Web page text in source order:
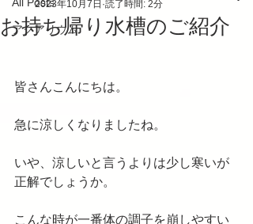
アクアリウム
お持ち帰り水槽のご紹介
2023年10月7日 読了時間: 2分
皆さんこんにちは。
急に涼しくなりましたね。
いや、涼しいと言うよりは少し寒いが
正解でしょうか。
こんな時が一番体の調子を崩しやすい